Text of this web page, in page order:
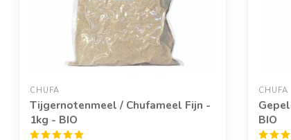
CHUFA
Tijgernotenmeel / Chufameel Fijn -
1kg - BIO
CHUFA
BIO